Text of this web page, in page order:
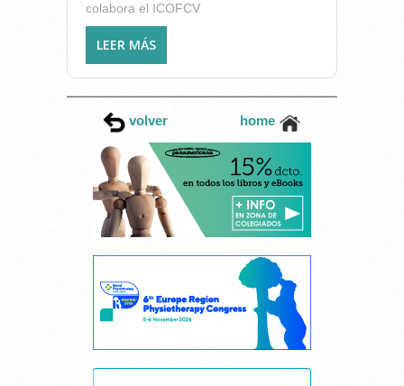
colabora el ICOFCV
LEER MÁS
PROFESORES DE
FISIOTERAPIA DE LA UMH
COSTALEROS DE LA SEMANA
SANTA ILICITANA
volver home